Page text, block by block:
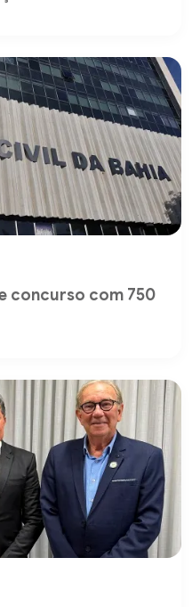
concurso com 750